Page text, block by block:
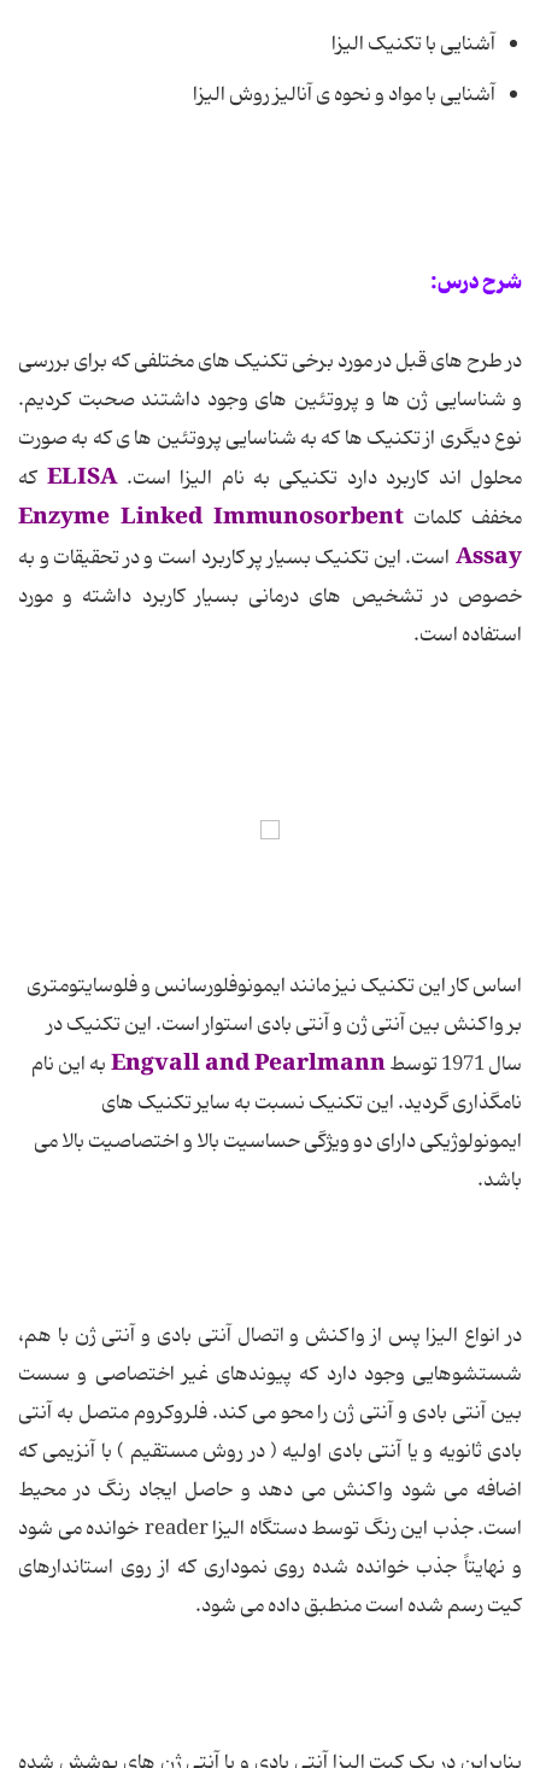
آشنایی با تکنیک الیزا
آشنایی با مواد و نحوه ی آنالیز روش الیزا
شرح درس:
در طرح های قبل در مورد برخی تکنیک های مختلفی که برای بررسی
و شناسایی ژن ها و پروتئین های وجود داشتند صحبت کردیم.
نوع دیگری از تکنیک ها که به شناسایی پروتئین ها ی که به صورت
محلول اند کاربرد دارد تکنیکی به نام الیزا است.ELISA که
مخفف کلمات Enzyme Linked Immunosorbent
Assay است. این تکنیک بسیار پر کاربرد است و در تحقیقات و به
خصوص در تشخیص های درمانی بسیار کاربرد داشته و مورد
استفاده است.
اساس کار این تکنیک نیز مانند ایمونوفلورسانس و فلوسایتومتری
بر واکنش بین آنتی ژن و آنتی بادی استوار است. این تکنیک در
سال 1971 توسط
Engvall and Pearlmannبه این نام
نامگذاری گردید. این تکنیک نسبت به سایر تکنیک های
ایمونولوژیکی دارای دو ویژگی حساسیت بالا و اختصاصیت بالا می
باشد.
در انواع الیزا پس از واکنش و اتصال آنتی بادی و آنتی ژن با هم،
شستشوهایی وجود دارد که پیوندهای غیر اختصاصی و سست
بین آنتی بادی و آنتی ژن را محو می کند. فلروکروم متصل به آنتی
بادی ثانویه و یا آنتی بادی اولیه ( در روش مستقیم ) با آنزیمی که
اضافه می شود واکنش می دهد و حاصل ایجاد رنگ در محیط
است. جذب این رنگ توسط دستگاه الیزا reader خوانده می شود
و نهایتاً جذب خوانده شده روی نموداری که از روی استاندارهای
کیت رسم شده است منطبق داده می شود.